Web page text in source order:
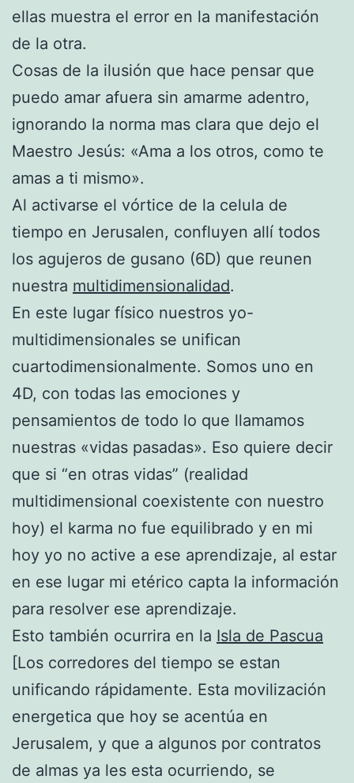
ellas muestra el error en la manifestación
de la otra.
Cosas de la ilusión que hace pensar que
puedo amar afuera sin amarme adentro,
ignorando la norma mas clara que dejo el
Maestro Jesús: «Ama a los otros, como te
amas a ti mismo».
Al activarse el vórtice de la celula de
tiempo en Jerusalen, confluyen allí todos
los agujeros de gusano (6D) que reunen
nuestra multidimensionalidad.
En este lugar físico nuestros yo-
multidimensionales se unifican
cuartodimensionalmente. Somos uno en
4D, con todas las emociones y
pensamientos de todo lo que llamamos
nuestras «vidas pasadas». Eso quiere decir
que si “en otras vidas” (realidad
multidimensional coexistente con nuestro
hoy) el karma no fue equilibrado y en mi
hoy yo no active a ese aprendizaje, al estar
en ese lugar mi etérico capta la información
para resolver ese aprendizaje.
Esto también ocurrira en la Isla de Pascua
[Los corredores del tiempo se estan
unificando rápidamente. Esta movilización
energetica que hoy se acentúa en
Jerusalem, y que a algunos por contratos
de almas ya les esta ocurriendo, se